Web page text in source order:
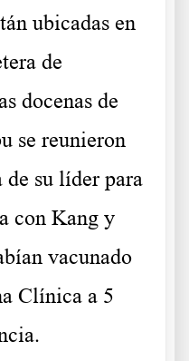
ubicadas en
de
docenas de
se reunieron
de su líder para
con Kang y
vacunado
Clínica a 5